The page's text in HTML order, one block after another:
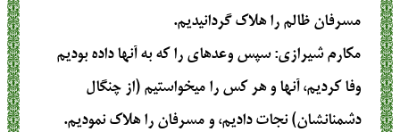
مسرفان ظالم را هلاک گردانیدیم.
مکارم شیرازی: سپس وعدهاي را كه به آنها داده بوديم
وفا كرديم، آنها و هر كس را ميخواستيم (از چنگال
دشمنانشان) نجات داديم، و مسرفان را هلاك نموديم.